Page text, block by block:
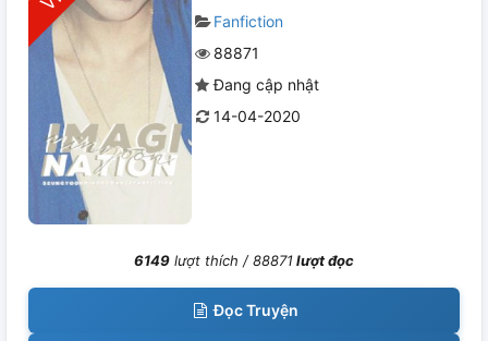
Fanfiction
88871
Đang cập nhật
14-04-2020
6149 lượt thích /88871lượt đọc
Đọc Truyện